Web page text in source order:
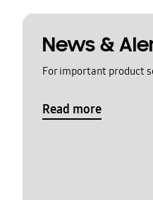
News &
For important product
Read more